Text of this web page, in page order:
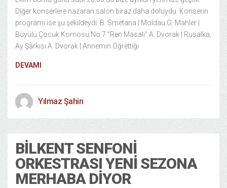
Diğer konserlere nazaran salon biraz daha doluydu. Konserin
programı ise şu şekildeydi. B. Smetana | Moldau G. Mahler |
Büyülü Çocuk Kornosu No.7 “Ren Masalı” A. Dvorak | Rusalka,
Ay Şarkısı A. Dvorak | Annemin Öğrettiği
DEVAMI
Yılmaz Şahin
BILKENT SENFONI
ORKESTRASI YENI SEZONA
MERHABA DIYOR